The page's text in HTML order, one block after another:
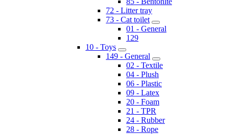
72 - Litter tray
73 - Cat toilet
01 - General
129
10 - Toys
149 - General
02 - Textile
04 - Plush
06 - Plastic
09 - Latex
20 - Foam
21 - TPR
24 - Rubber
28 - Rope